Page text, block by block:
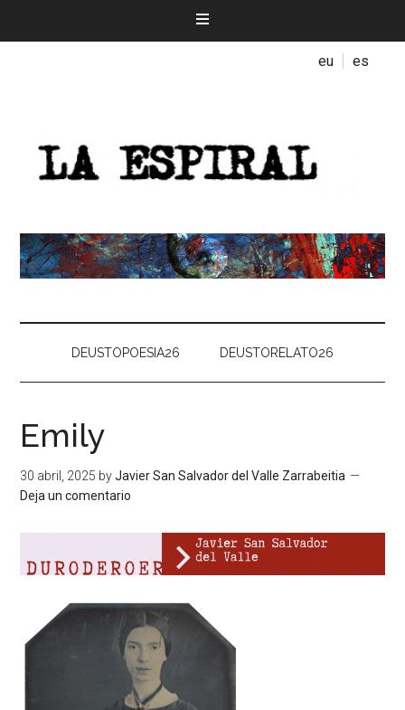
eu es
DEUSTOPOESIA26 DEUSTORELATO26
Emily
30 abril, 2025 byJavier San Salvador del Valle Zarrabeitia
Deja un comentario